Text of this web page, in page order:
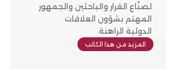
لصنّاع القرار والباحثين والجمهور
المهتم بشؤون العلاقات
الدولية الراهنة.
المزيد من هذا الكاتب